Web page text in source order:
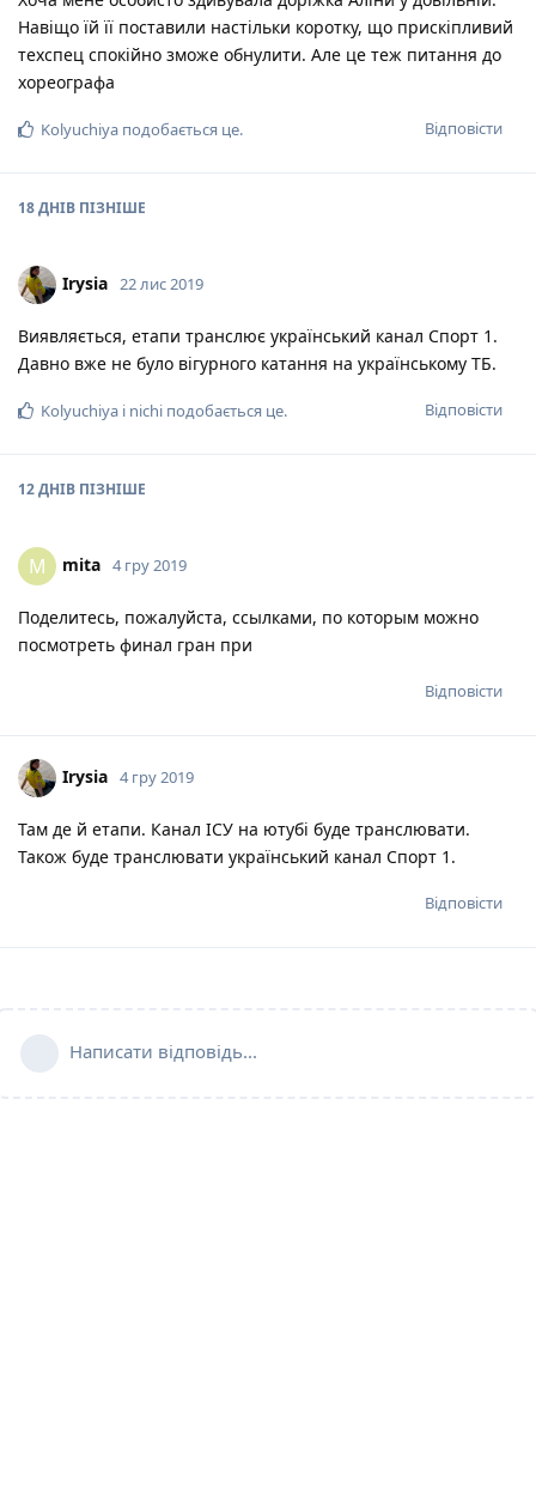
Навіщо їй її поставили настільки коротку, що прискіпливий
техспец спокійно зможе обнулити. Але це теж питання до
хореографа
Відповісти
Kolyuchiya подобається це.
18 ДНІВ ПІЗНІШЕ
Irysia 22 лис 2019
Виявляється, етапи транслює український канал Спорт 1.
Давно вже не було вігурного катання на українському ТБ.
Відповісти
Kolyuchiya і nichi подобається це.
12 ДНІВ ПІЗНІШЕ
M mita 4 гру 2019
Поделитесь, пожалуйста, ссылками, по которым можно
посмотреть финал гран при
Відповісти
Irysia 4 гру 2019
Там де й етапи. Канал ІСУ на ютубі буде транслювати.
Також буде транслювати український канал Спорт 1.
Відповісти
Написати відповідь...